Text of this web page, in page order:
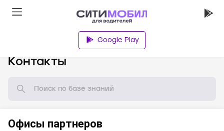
Google Play
Контакты
Офисы партнеров